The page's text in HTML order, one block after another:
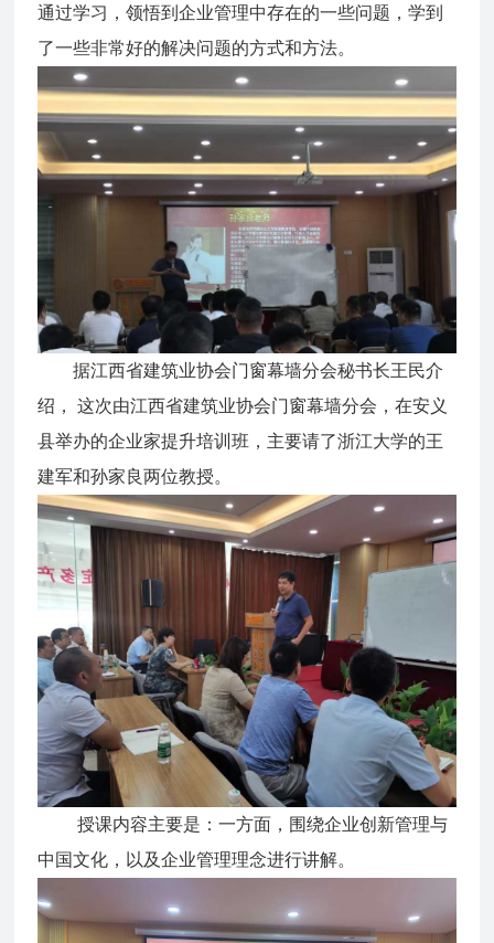
通过学习，领悟到企业管理中存在的一些问题，学到
了一些非常好的解决问题的方式和方法。
据江西省建筑业协会门窗幕墙分会秘书长王民介
绍， 这次由江西省建筑业协会门窗幕墙分会，在安义
县举办的企业家提升培训班，主要请了浙江大学的王
建军和孙家良两位教授。
授课内容主要是：一方面，围绕企业创新管理与
中国文化，以及企业管理理念进行讲解。